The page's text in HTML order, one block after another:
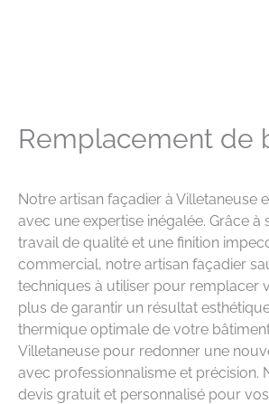
Remplacement de
Notre artisan façadier à Villetaneuse
avec une expertise inégalée. Grâce
travail de qualité et une finition
commercial, notre artisan façadier
techniques à utiliser pour remplacer
plus de garantir un résultat
thermique optimale de votre
Villetaneuse pour redonner une
avec professionnalisme et précision.
devis gratuit et personnalisé pour